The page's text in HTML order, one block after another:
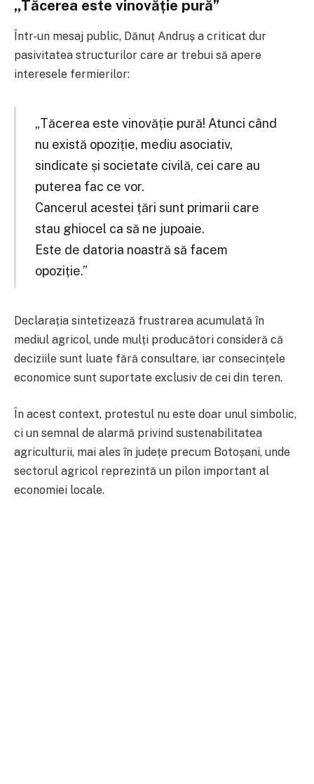
„Tăcerea este vinovăție pură”
Într-un mesaj public, Dănuț Andruș a criticat dur
pasivitatea structurilor care ar trebui să apere
interesele fermierilor:
„Tăcerea este vinovăție pură! Atunci când
nu există opoziție, mediu asociativ,
sindicate și societate civilă, cei care au
puterea fac ce vor.
Cancerul acestei țări sunt primarii care
stau ghiocel ca să ne jupoaie.
Este de datoria noastră să facem
opoziție.”
Declarația sintetizează frustrarea acumulată în
mediul agricol, unde mulți producători consideră că
deciziile sunt luate fără consultare, iar consecințele
economice sunt suportate exclusiv de cei din teren.
În acest context, protestul nu este doar unul simbolic,
ci un semnal de alarmă privind sustenabilitatea
agriculturii, mai ales în județe precum Botoșani, unde
sectorul agricol reprezintă un pilon important al
economiei locale.